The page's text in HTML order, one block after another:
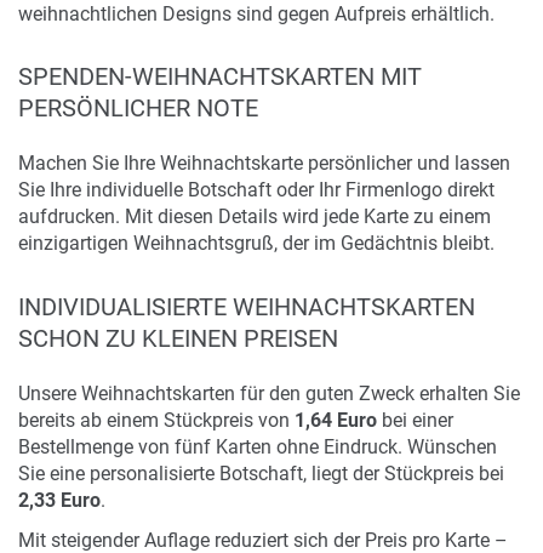
weihnachtlichen Designs sind gegen Aufpreis erhältlich.
SPENDEN-WEIHNACHTSKARTEN MIT
PERSÖNLICHER NOTE
Machen Sie Ihre Weihnachtskarte persönlicher und lassen
Sie Ihre individuelle Botschaft oder Ihr Firmenlogo direkt
aufdrucken. Mit diesen Details wird jede Karte zu einem
einzigartigen Weihnachtsgruß, der im Gedächtnis bleibt.
INDIVIDUALISIERTE WEIHNACHTSKARTEN
SCHON ZU KLEINEN PREISEN
Unsere Weihnachtskarten für den guten Zweck erhalten Sie
bereits ab einem Stückpreis von 1,64 Euro bei einer
Bestellmenge von fünf Karten ohne Eindruck. Wünschen
Sie eine personalisierte Botschaft, liegt der Stückpreis bei
2,33 Euro.
Mit steigender Auflage reduziert sich der Preis pro Karte –